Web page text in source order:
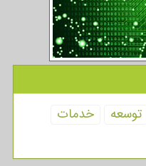
توسعه
خدمات